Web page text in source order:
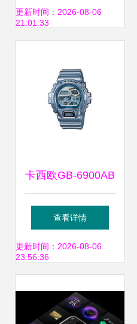
更新时间：2026-08-06
21:01:33
卡西欧GB-6900AB
蓝牙4.0蓝色智能手
环的独特魅力
查看详情
更新时间：2026-08-06
23:56:36